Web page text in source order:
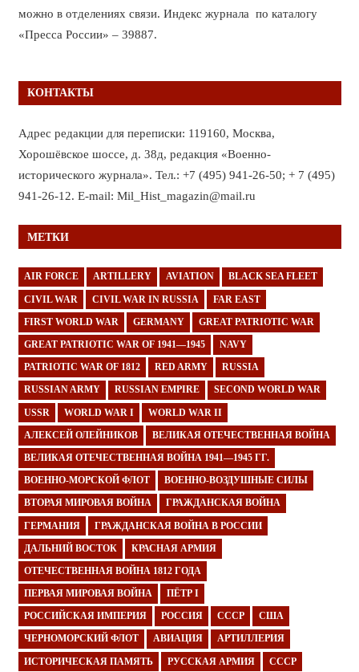
можно в отделениях связи. Индекс журнала по каталогу
«Пресса России» – 39887.
КОНТАКТЫ
Адрес редакции для переписки: 119160, Москва,
Хорошёвское шоссе, д. 38д, редакция «Военно-
исторического журнала». Тел.: +7 (495) 941-26-50; + 7 (495)
941-26-12. E-mail: Mil_Hist_magazin@mail.ru
МЕТКИ
AIR FORCE ARTILLERY AVIATION BLACK SEA FLEET
CIVIL WAR CIVIL WAR IN RUSSIA FAR EAST
FIRST WORLD WAR GERMANY GREAT PATRIOTIC WAR
GREAT PATRIOTIC WAR OF 1941—1945 NAVY
PATRIOTIC WAR OF 1812 RED ARMY RUSSIA
RUSSIAN ARMY RUSSIAN EMPIRE SECOND WORLD WAR
USSR WORLD WAR I WORLD WAR II
АЛЕКСЕЙ ОЛЕЙНИКОВ ВЕЛИКАЯ ОТЕЧЕСТВЕННАЯ ВОЙНА
ВЕЛИКАЯ ОТЕЧЕСТВЕННАЯ ВОЙНА 1941—1945 ГГ.
ВОЕННО-МОРСКОЙ ФЛОТ ВОЕННО-ВОЗДУШНЫЕ СИЛЫ
ВТОРАЯ МИРОВАЯ ВОЙНА ГРАЖДАНСКАЯ ВОЙНА
ГЕРМАНИЯ ГРАЖДАНСКАЯ ВОЙНА В РОССИИ
ДАЛЬНИЙ ВОСТОК КРАСНАЯ АРМИЯ
ОТЕЧЕСТВЕННАЯ ВОЙНА 1812 ГОДА
ПЕРВАЯ МИРОВАЯ ВОЙНА ПЁТР I
РОССИЙСКАЯ ИМПЕРИЯ РОССИЯ СССР США
ЧЕРНОМОРСКИЙ ФЛОТ АВИАЦИЯ АРТИЛЛЕРИЯ
ИСТОРИЧЕСКАЯ ПАМЯТЬ РУССКАЯ АРМИЯ СССР